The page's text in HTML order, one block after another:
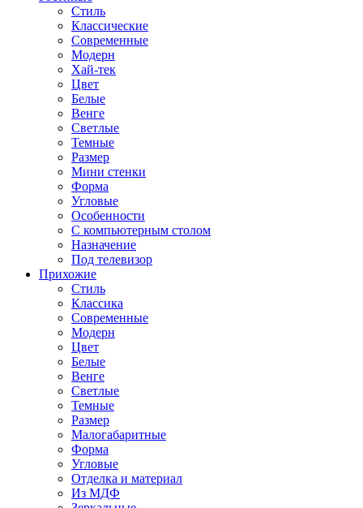
Стиль
Классические
Современные
Модерн
Хай-тек
Цвет
Белые
Венге
Светлые
Темные
Размер
Мини стенки
Форма
Угловые
Особенности
С компьютерным столом
Назначение
Под телевизор
Прихожие
Стиль
Классика
Современные
Модерн
Цвет
Белые
Венге
Светлые
Темные
Размер
Малогабаритные
Форма
Угловые
Отделка и материал
Из МДФ